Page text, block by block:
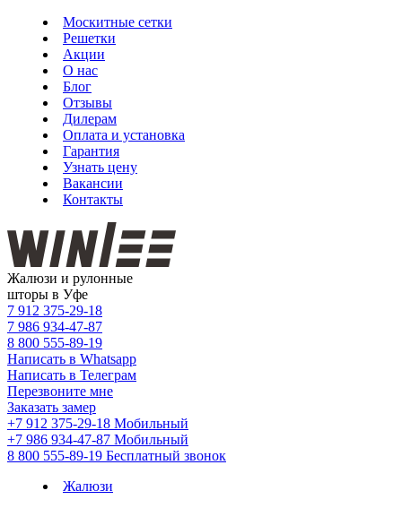
Москитные сетки
Решетки
Акции
О нас
Блог
Отзывы
Дилерам
Оплата и установка
Гарантия
Узнать цену
Вакансии
Контакты
Жалюзи и рулонные
шторы в Уфе
7 912 375-29-18
7 986 934-47-87
8 800 555-89-19
Написать в Whatsapp
Написать в Телеграм
Перезвоните мне
Заказать замер
+7 912 375-29-18 Мобильный
+7 986 934-47-87 Мобильный
8 800 555-89-19 Бесплатный звонок
Жалюзи